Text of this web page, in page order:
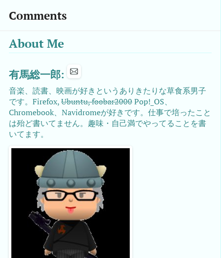
Comments
About Me
有馬総一郎:
音楽、読書、映画が好きというありきたりな草食系男子
です。Firefox,Ubuntu, foobar2000Pop!_OS、
Chromebook、Navidromeが好きです。仕事で培ったこと
は殆ど書いてません。趣味・自己満でやってることを書
いてます。